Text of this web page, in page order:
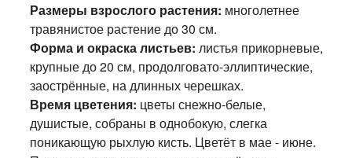
Размеры взрослого растения: многолетнее
травянистое растение до 30 см.
Форма и окраска листьев: листья прикорневые,
крупные до 20 см, продолговато-эллиптические,
заострённые, на длинных черешках.
Время цветения: цветы снежно-белые,
душистые, собраны в однобокую, слегка
поникающую рыхлую кисть. Цветёт в мае - июне.